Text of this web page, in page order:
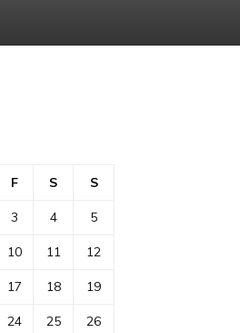
F S S
3 4 5
10 11 12
17 18 19
24 25 26